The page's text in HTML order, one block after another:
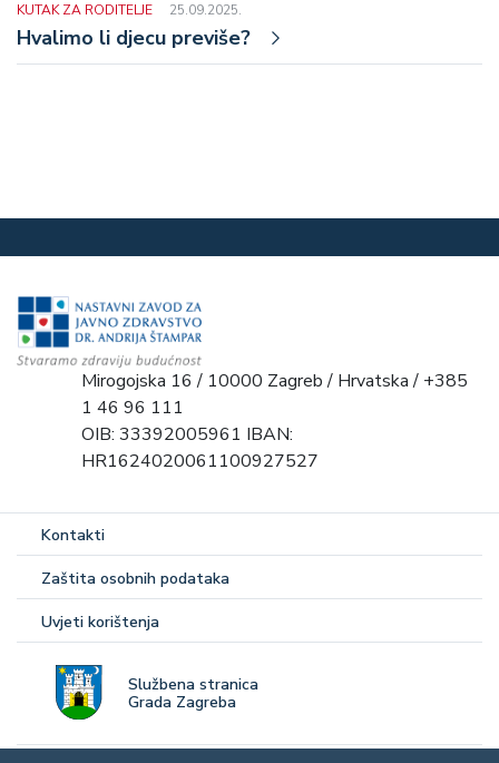
KUTAK ZA RODITELJE 25.09.2025.
Hvalimo li djecu previše?
Mirogojska 16 / 10000 Zagreb / Hrvatska / +385
1 46 96 111
OIB: 33392005961 IBAN:
HR1624020061100927527
Kontakti
Zaštita osobnih podataka
Uvjeti korištenja
Službena stranica
Grada Zagreba